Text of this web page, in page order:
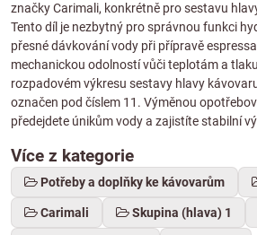
značky Carimali, konkrétně pro sestavu
Tento díl je nezbytný pro správnou funkci
přesné dávkování vody při přípravě
mechanickou odolností vůči teplotám a
rozpadovém výkresu sestavy hlavy
označen pod číslem 11. Výměnou
předejdete únikům vody a zajistíte stabilní
Více z kategorie
Potřeby a doplňky ke kávovarům
Carimali Skupina (hlava) 1